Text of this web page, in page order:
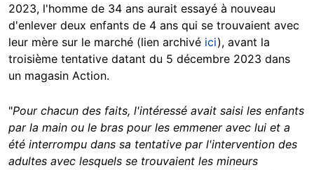
2023, l'homme de 34 ans aurait essayé à nouveau
d'enlever deux enfants de 4 ans qui se trouvaient avec
leur mère sur le marché (lien archivé ici), avant la
troisième tentative datant du 5 décembre 2023 dans
un magasin Action.
"Pour chacun des faits, l'intéressé avait saisi les enfants
par la main ou le bras pour les emmener avec lui et a
été interrompu dans sa tentative par l'intervention des
adultes avec lesquels se trouvaient les mineurs